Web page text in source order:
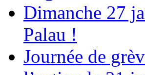
Dimanche 27
Palau !
Journée de